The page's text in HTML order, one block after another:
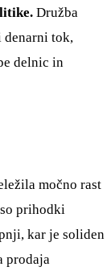
Družba
denarni tok,
delnic in
močno rast
prihodki
kar je soliden
prodaja